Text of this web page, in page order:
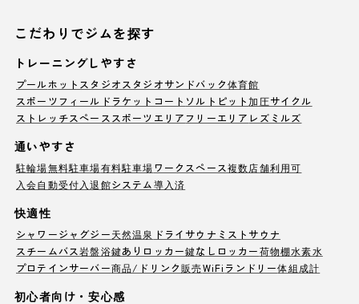
こだわりでジムを探す
トレーニングしやすさ
プールホットスタジオスタジオサンドバック体育館
スポーツフィールド ラケットコート ソルトピット加圧サイクル
ストレッチスペーススポーツエリア フリーエリア レズミルズ
通いやすさ
駐輪場無料駐車場有料駐車場ワークスペース複数店舗利用可
入会自動受付入退館システム導入済
快適性
シャワージャグジー天然温泉 ドライサウナ ミストサウナ
スチームバス岩盤浴鍵ありロッカー鍵なしロッカー荷物棚水素水
プロテインサーバー商品/ドリンク販売WiFi ランドリー体組成計
初心者向け・安心感